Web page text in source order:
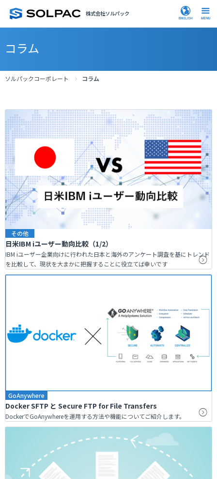
株式会社ソルパック
コラム
ソルパックコーポレート コラム
その他
日米IBM iユーザー動向比較（1/2）
IBM iユーザー企業向けに行われた日本と海外のアンケート調査を基にトレンド
を比較して、現状を大まかに把握することに役立てば幸いです
GoAnywhere
Docker SFTP と Secure FTP for File Transfers
DockerでGoAnywhereを運用する方法や機能についてご紹介します。